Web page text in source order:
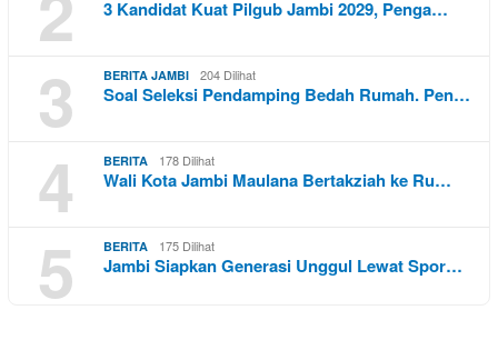
3 Kandidat Kuat Pilgub Jambi 2029, Penga…
3 BERITA JAMBI 204 Dilihat
Soal Seleksi Pendamping Bedah Rumah. Pen…
4 BERITA 178 Dilihat
Wali Kota Jambi Maulana Bertakziah ke Ru…
5 BERITA 175 Dilihat
Jambi Siapkan Generasi Unggul Lewat Spor…